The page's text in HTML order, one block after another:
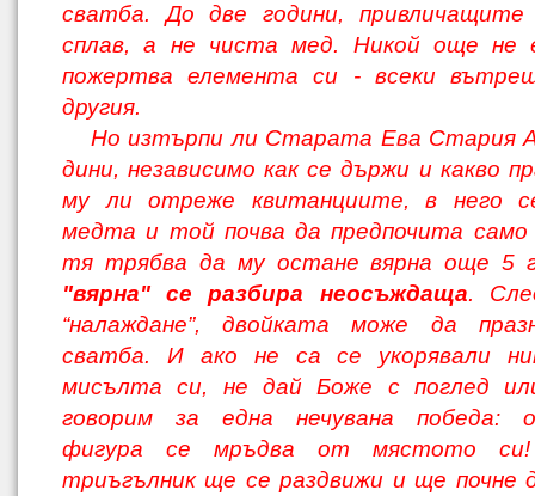
сватба. До две години,
сплав, а не чиста мед. Никой още не
пожертва елемента си - всеки
другия.
Но изтърпи ли Старата Ева Стария
дини, независимо как се държи и какво
му ли отреже квитанциите, в него
медта и той почва да предпочита само
тя трябва да му остане вярна още 5
"вярна" се разбира неосъждаща.
“налаж­дане”, двойката може да
сватба. И ако не са се укорявали
мисълта си, не дай Боже с поглед
говорим за една нечу­вана победа:
фигура се мръдва от мяс­тото си!
триъгълник ще се раздвижи и ще почне